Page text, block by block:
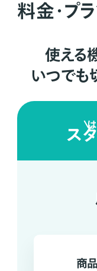
料金・プ
使える
いつでも
ス
商